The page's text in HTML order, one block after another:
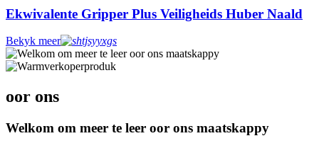
Ekwivalente Gripper Plus Veiligheids Huber Naald
Bekyk meer
oor ons
Welkom om meer te leer oor ons maatskappy